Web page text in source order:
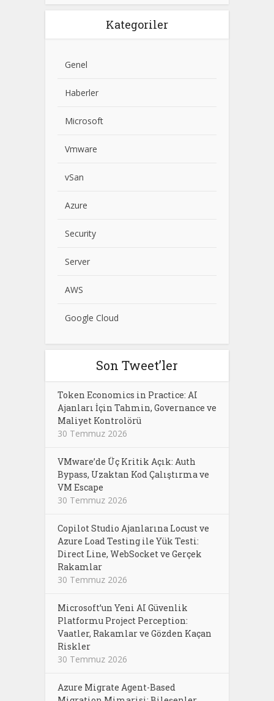
Kategoriler
Genel
Haberler
Microsoft
Vmware
vSan
Azure
Security
Server
AWS
Google Cloud
Son Tweet’ler
Token Economics in Practice: AI
Ajanları İçin Tahmin, Governance ve
Maliyet Kontrolörü
30 Temmuz 2026
VMware’de Üç Kritik Açık: Auth
Bypass, Uzaktan Kod Çalıştırma ve
VM Escape
30 Temmuz 2026
Copilot Studio Ajanlarına Locust ve
Azure Load Testing ile Yük Testi:
Direct Line, WebSocket ve Gerçek
Rakamlar
30 Temmuz 2026
Microsoft’un Yeni AI Güvenlik
Platformu Project Perception:
Vaatler, Rakamlar ve Gözden Kaçan
Riskler
30 Temmuz 2026
Azure Migrate Agent-Based